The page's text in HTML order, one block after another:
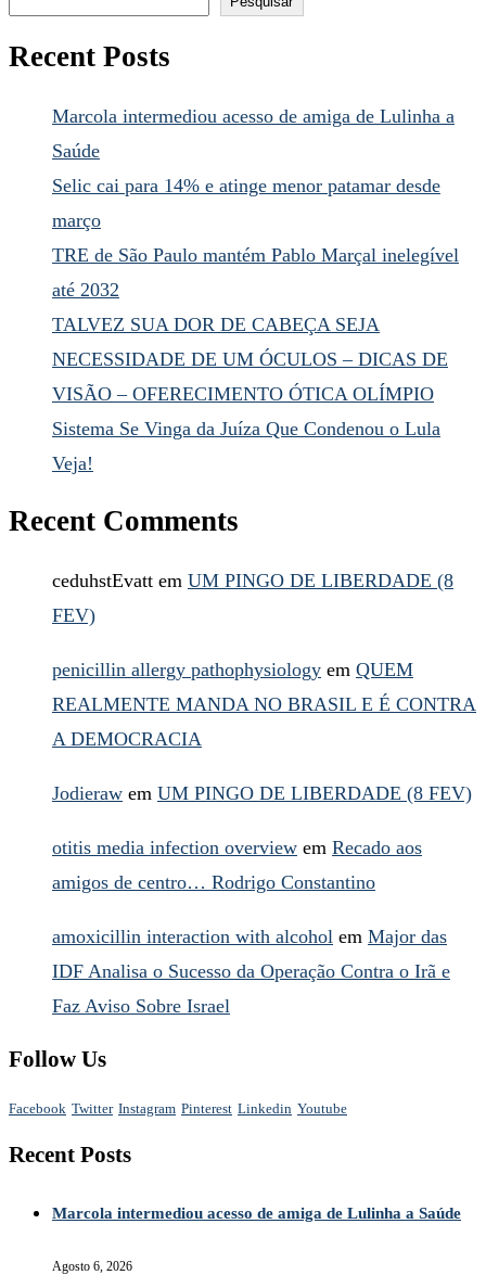
Recent Posts
Marcola intermediou acesso de amiga de Lulinha a
Saúde
Selic cai para 14% e atinge menor patamar desde
março
TRE de São Paulo mantém Pablo Marçal inelegível
até 2032
TALVEZ SUA DOR DE CABEÇA SEJA
NECESSIDADE DE UM ÓCULOS – DICAS DE
VISÃO – OFERECIMENTO ÓTICA OLÍMPIO
Sistema Se Vinga da Juíza Que Condenou o Lula
Veja!
Recent Comments
ceduhstEvatt em UM PINGO DE LIBERDADE (8
FEV)
penicillin allergy pathophysiology em QUEM
REALMENTE MANDA NO BRASIL E É CONTRA
A DEMOCRACIA
Jodieraw em UM PINGO DE LIBERDADE (8 FEV)
otitis media infection overview em Recado aos
amigos de centro… Rodrigo Constantino
amoxicillin interaction with alcohol em Major das
IDF Analisa o Sucesso da Operação Contra o Irã e
Faz Aviso Sobre Israel
Follow Us
Facebook Twitter Instagram Pinterest Linkedin Youtube
Recent Posts
Marcola intermediou acesso de amiga de Lulinha a Saúde
Agosto 6, 2026